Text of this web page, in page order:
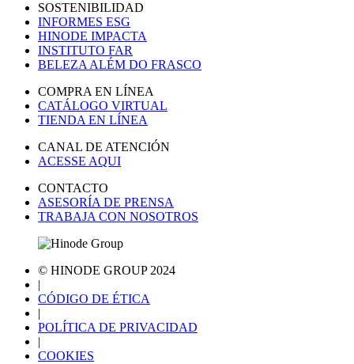
SOSTENIBILIDAD
INFORMES ESG
HINODE IMPACTA
INSTITUTO FAR
BELEZA ALÉM DO FRASCO
COMPRA EN LÍNEA
CATÁLOGO VIRTUAL
TIENDA EN LÍNEA
CANAL DE ATENCIÓN
ACESSE AQUI
CONTACTO
ASESORÍA DE PRENSA
TRABAJA CON NOSOTROS
© HINODE GROUP 2024
|
CÓDIGO DE ÉTICA
|
POLÍTICA DE PRIVACIDAD
|
COOKIES